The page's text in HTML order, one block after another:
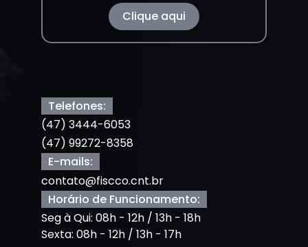
Clique aqui
Telefones:
(47) 3444-6053
(47) 99272-8358
E-mails:
contato@fiscco.cnt.br
Horário de Funcionamento:
Seg à Qui: 08h - 12h / 13h - 18h
Sexta: 08h - 12h / 13h - 17h